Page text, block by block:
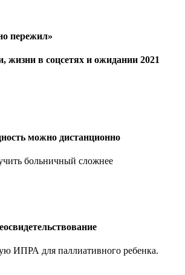
пережил»
жизни в соцсетях и ожидании 2021
можно дистанционно
больничный сложнее
ИПРА для паллиативного ребенка.